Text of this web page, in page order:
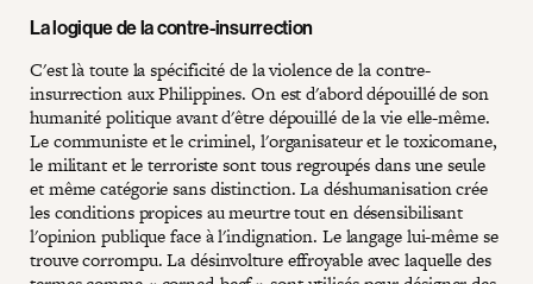
La logique de la contre-insurrection
C'est là toute la spécificité de la violence de la contre-
insurrection aux Philippines. On est d'abord dépouillé de son
humanité politique avant d'être dépouillé de la vie elle-même.
Le communiste et le criminel, l'organisateur et le toxicomane,
le militant et le terroriste sont tous regroupés dans une seule
et même catégorie sans distinction. La déshumanisation crée
les conditions propices au meurtre tout en désensibilisant
l'opinion publique face à l'indignation. Le langage lui-même se
trouve corrompu. La désinvolture effroyable avec laquelle des